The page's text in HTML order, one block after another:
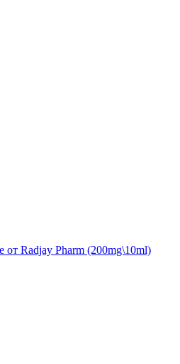
от Radjay Pharm (200mg\10ml)